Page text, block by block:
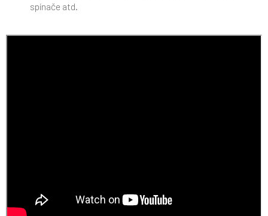
spínače atd.